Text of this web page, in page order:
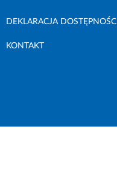
DEKLARACJA DOSTĘPNOŚCI
KONTAKT